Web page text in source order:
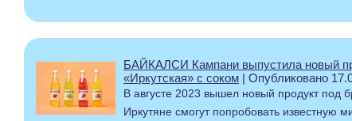
БАЙКАЛСИ Кампани выпустила новый
«Иркутская» с соком | Опубликовано
В августе 2023 вышел новый продукт под
Иркутяне смогут попробовать известную